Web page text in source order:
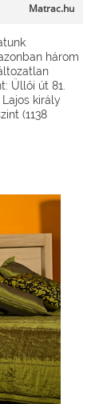
Matrac.hu
három
Üllői út 81.
király
(1138